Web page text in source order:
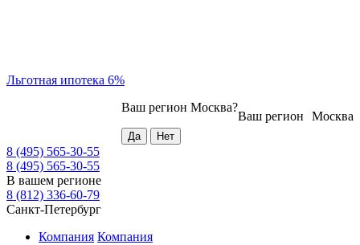
Льготная ипотека 6%
Москва
Ваш регион
Ваш регион Москва?
8 (495) 565-30-55
8 (495) 565-30-55
В вашем регионе
8 (812) 336-60-79
Санкт-Петербург
Компания Компания